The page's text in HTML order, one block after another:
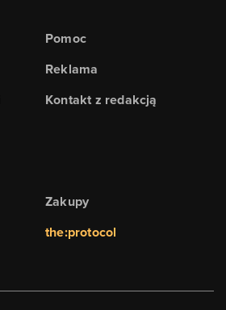
Pomoc
Reklama
Kontakt z redakcją
Zakupy
the:protocol